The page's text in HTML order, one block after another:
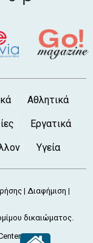
Αθλητικά
Εργατικά
Υγεία
| Διαφήμιση |
δικαιώματος.